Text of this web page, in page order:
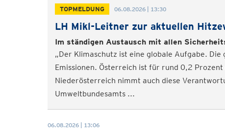
TOPMELDUNG 06.08.2026 | 13:30
LH Mikl-Leitner zur aktuellen
Im ständigen Austausch mit allen
„Der Klimaschutz ist eine globale Aufgabe.
Emissionen. Österreich ist für rund 0,2
Niederösterreich nimmt auch diese
Umweltbundesamts ...
06.08.2026 | 13:06